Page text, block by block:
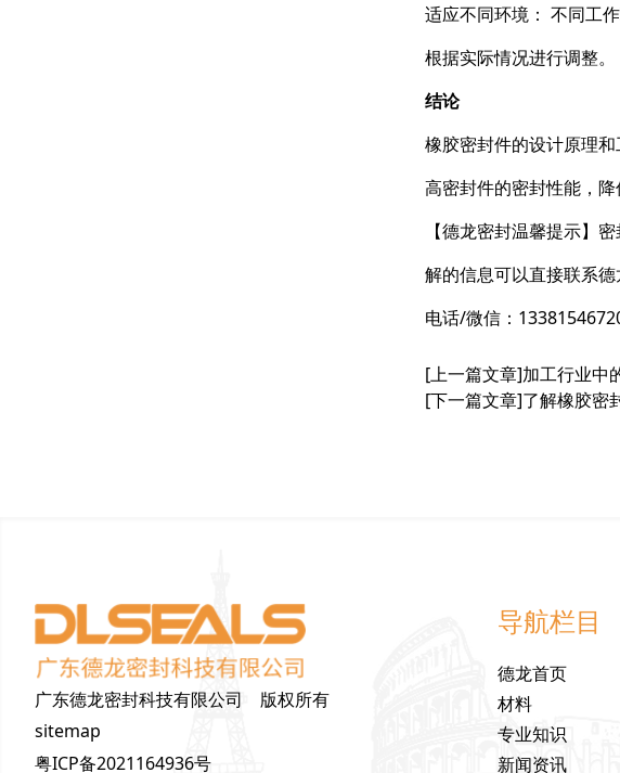
适应不同环境： 不同工
根据实际情况进行调整。
结论
橡胶密封件的设计原理
高密封件的密封性能，
【德龙密封温馨提示】
解的信息可以直接联系
电话/微信：
[上一篇文章]加工行业中
[下一篇文章]了解橡胶密
广东德龙密封科技有限公司 版权所有
sitemap
粤ICP备2021164936号
导航栏目
德龙首页
材料
专业知识
新闻资讯